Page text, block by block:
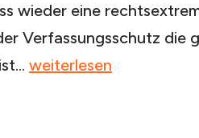
wieder eine
Verfassungsschutz die
„Das
weiterlesen